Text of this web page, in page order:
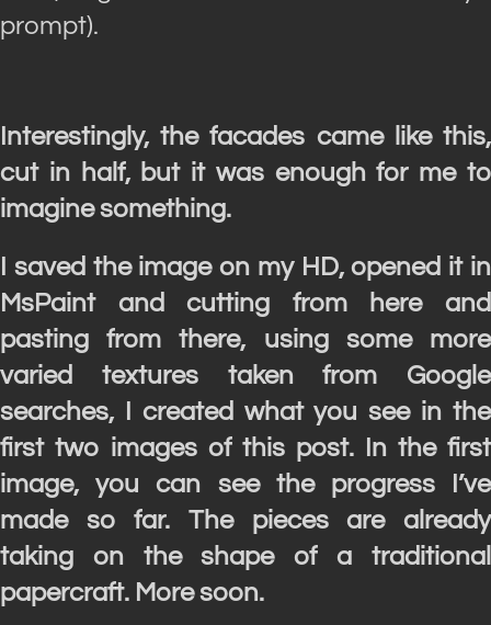
prompt).
Interestingly, the facades came like this,
cut in half, but it was enough for me to
imagine something.
I saved the image on my HD, opened it in
MsPaint and cutting from here and
pasting from there, using some more
varied textures taken from Google
searches, I created what you see in the
first two images of this post. In the first
image, you can see the progress I’ve
made so far. The pieces are already
taking on the shape of a traditional
papercraft. More soon.